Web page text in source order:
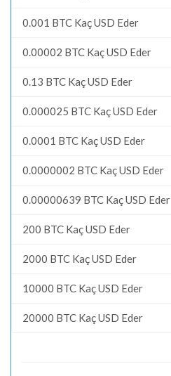
0.001 BTC Kaç USD Eder
0.00002 BTC Kaç USD Eder
0.13 BTC Kaç USD Eder
0.000025 BTC Kaç USD Eder
0.0001 BTC Kaç USD Eder
0.0000002 BTC Kaç USD Eder
0.00000639 BTC Kaç USD Eder
200 BTC Kaç USD Eder
2000 BTC Kaç USD Eder
10000 BTC Kaç USD Eder
20000 BTC Kaç USD Eder